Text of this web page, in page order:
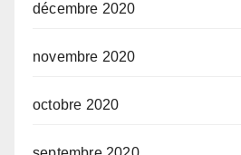
décembre 2020
novembre 2020
octobre 2020